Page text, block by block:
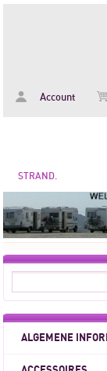
Account
STRAND.
ALGEMENE